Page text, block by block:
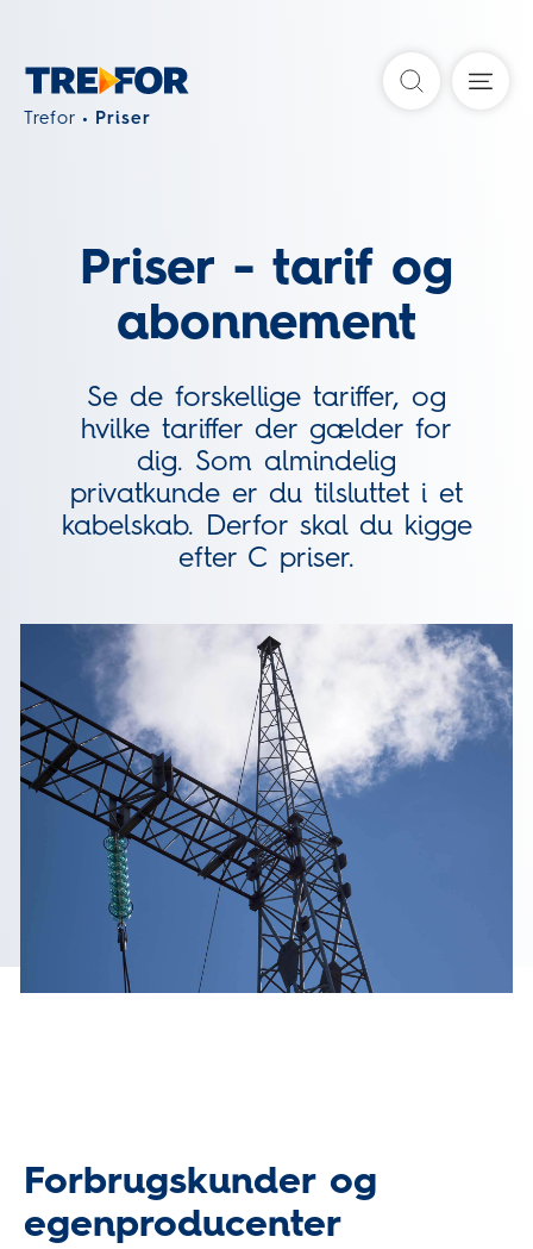
Trefor Priser
Priser - tarif og
abonnement
Se de forskellige tariffer, og
hvilke tariffer der gælder for
dig. Som almindelig
privatkunde er du tilsluttet i et
kabelskab. Derfor skal du kigge
efter C priser.
Forbrugskunder og
egenproducenter